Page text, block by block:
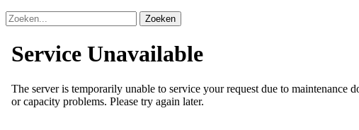
Zoeken